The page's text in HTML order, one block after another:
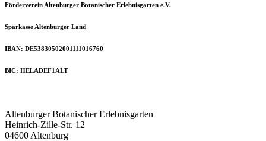
Förderverein Altenburger Botanischer Erlebnisgarten e.V.
Sparkasse Altenburger Land
IBAN: DE53830502001111016760
BIC: HELADEF1ALT
Altenburger Botanischer Erlebnisgarten
Heinrich-Zille-Str. 12
04600 Altenburg